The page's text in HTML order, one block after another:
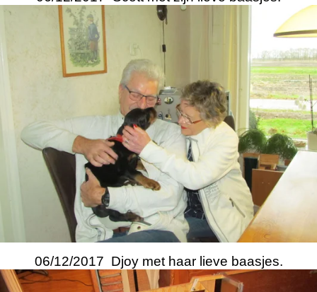
06/12/2017 Djoy met haar lieve baasjes.